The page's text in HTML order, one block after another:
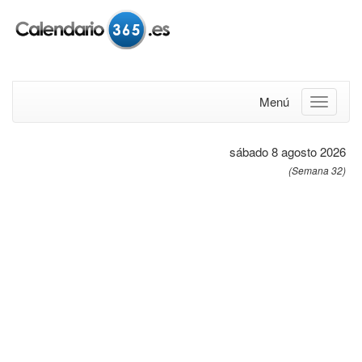
Menú
sábado 8 agosto 2026
(Semana 32)